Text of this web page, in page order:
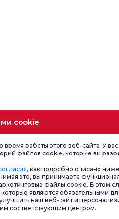
cookie
работы этого веб-сайта. У вас
файлов cookie, которые вы
, как подробно описано
это, вы принимаете
файлы cookie. В этом
являются обязательными
наш веб-сайт и
соответствующим центром.